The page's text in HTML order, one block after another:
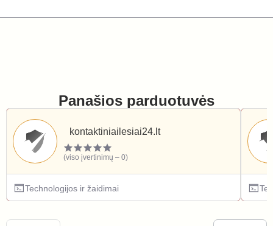
Panašios parduotuvės
kontaktiniailesiai24.lt
(viso įvertinimų – 0)
Technologijos ir žaidimai